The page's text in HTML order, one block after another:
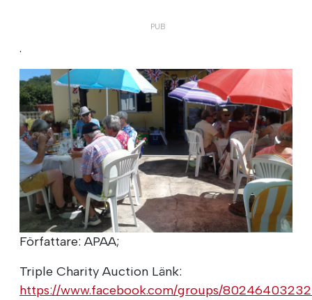
.
Författare: APAA;
Triple Charity Auction Länk:
https://www.facebook.com/groups/